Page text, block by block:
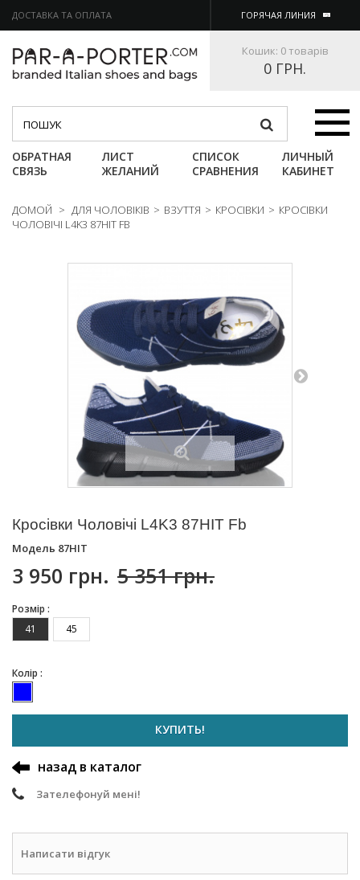
ДОСТАВКА ТА ОПЛАТА ГОРЯЧАЯ ЛИНИЯ
Кошик: 0 товарів
0 ГРН.
Категории
ОБРАТНАЯ
СВЯЗЬ
ЛИСТ
ЖЕЛАНИЙ
СПИСОК
СРАВНЕНИЯ
ЛИЧНЫЙ
КАБИНЕТ
ДОМОЙ > ДЛЯ ЧОЛОВІКІВ > ВЗУТТЯ > КРОСІВКИ > КРОСІВКИ
ЧОЛОВІЧІ L4K3 87HIT FB
Кросівки Чоловічі L4K3 87HIT Fb
Модель 87HIT
3 950 грн. 5 351 грн.
Розмір :
41
45
Колір :
КУПИТЬ!
назад в каталог
Зателефонуй мені!
Написати відгук